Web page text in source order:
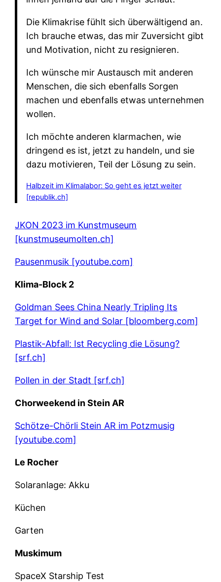
Die Klimakrise fühlt sich über­wältigend an.
Ich brauche etwas, das mir Zuversicht gibt
und Motivation, nicht zu resignieren.
Ich wünsche mir Austausch mit anderen
Menschen, die sich ebenfalls Sorgen
machen und ebenfalls etwas unter­nehmen
wollen.
Ich möchte anderen klar­machen, wie
dringend es ist, jetzt zu handeln, und sie
dazu motivieren, Teil der Lösung zu sein.
Halbzeit im Klima­labor: So geht es jetzt weiter
[republik.ch]
JKON 2023 im Kunstmuseum
[kunstmuseumolten.ch]
Pausenmusik [youtube.com]
Klima-Block 2
Goldman Sees China Nearly Tripling Its
Target for Wind and Solar [bloomberg.com]
Plastik-Abfall: Ist Recycling die Lösung?
[srf.ch]
Pollen in der Stadt [srf.ch]
Chorweekend in Stein AR
Schötze-Chörli Stein AR im Potzmusig
[youtube.com]
Le Rocher
Solaranlage: Akku
Küchen
Garten
Muskimum
SpaceX Starship Test